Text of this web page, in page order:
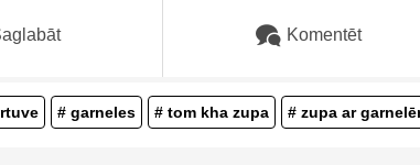
Komentēt
# garneles # tom kha zupa # zupa ar